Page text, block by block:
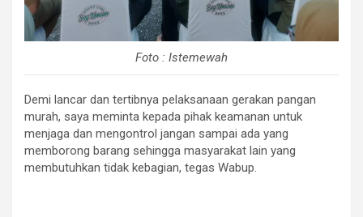
Foto : Istemewah
Demi lancar dan tertibnya pelaksanaan gerakan pangan
murah, saya meminta kepada pihak keamanan untuk
menjaga dan mengontrol jangan sampai ada yang
memborong barang sehingga masyarakat lain yang
membutuhkan tidak kebagian, tegas Wabup.